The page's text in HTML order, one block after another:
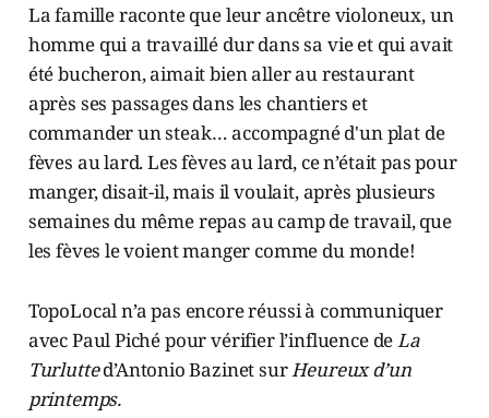
La famille raconte que leur ancêtre violoneux, un
homme qui a travaillé dur dans sa vie et qui avait
été bucheron, aimait bien aller au restaurant
après ses passages dans les chantiers et
commander un steak… accompagné d'un plat de
fèves au lard. Les fèves au lard, ce n’était pas pour
manger, disait-il, mais il voulait, après plusieurs
semaines du même repas au camp de travail, que
les fèves le voient manger comme du monde!
TopoLocal n’a pas encore réussi à communiquer
avec Paul Piché pour vérifier l’influence deLa
Turlutted’Antonio Bazinet surHeureux d’un
printemps.